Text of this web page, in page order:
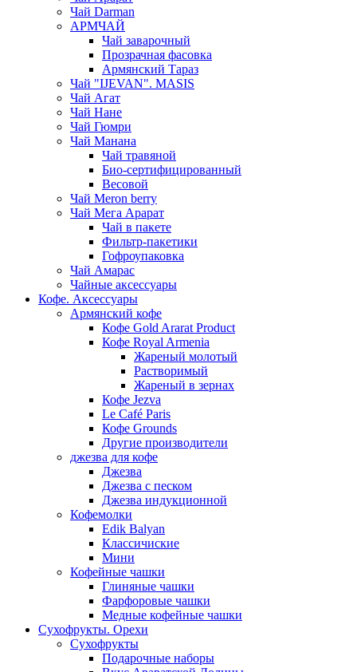
Чай Darman
АРМЧАЙ
Чай заварочный
Прозрачная фасовка
Армянский Тараз
Чай "IJEVAN". MASIS
Чай Агат
Чай Нане
Чай Гюмри
Чай Манана
Чай травяной
Био-сертифицированный
Весовой
Чай Meron berry
Чай Мега Арарат
Чай в пакете
Фильтр-пакетики
Гофроупаковка
Чай Амарас
Чайные аксессуары
Кофе. Аксессуары
Армянский кофе
Кофе Gold Ararat Product
Кофе Royal Armenia
Жареный молотый
Растворимый
Жареный в зернах
Кофе Jezva
Le Café Paris
Кофе Grounds
Другие производители
джезва для кофе
Джезва
Джезва с песком
Джезва индукционной
Кофемолки
Edik Balyan
Классичиские
Мини
Кофейные чашки
Глиняные чашки
Фарфоровые чашки
Медные кофейные чашки
Сухофрукты. Орехи
Сухофрукты
Подарочные наборы